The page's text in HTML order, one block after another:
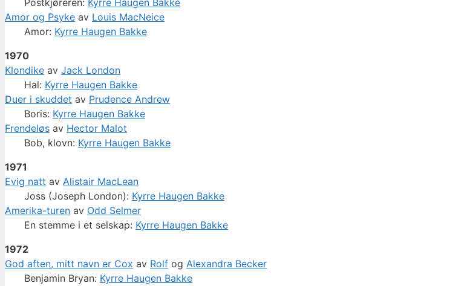
Postkjøreren: Kyrre Haugen Bakke
Amor og Psyke av Louis MacNeice
Amor: Kyrre Haugen Bakke
1970
Klondike av Jack London
Hal: Kyrre Haugen Bakke
Duer i skuddet av Prudence Andrew
Boris: Kyrre Haugen Bakke
Frendeløs av Hector Malot
Bob, klovn: Kyrre Haugen Bakke
1971
Evig natt av Alistair MacLean
Joss (Joseph London): Kyrre Haugen Bakke
Amerika-turen av Odd Selmer
En stemme i et selskap: Kyrre Haugen Bakke
1972
God aften, mitt navn er Cox av Rolf og Alexandra Becker
Benjamin Bryan: Kyrre Haugen Bakke